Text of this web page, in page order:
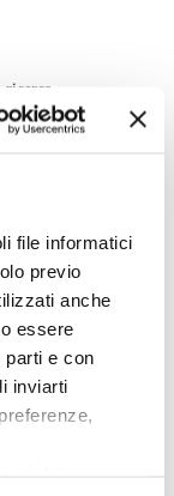
file informatici
previo
anche
essere
parti e con
inviarti